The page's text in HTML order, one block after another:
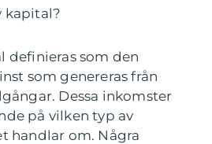
kapital?
definieras som den
som genereras från
Dessa inkomster
på vilken typ av
handlar om. Några